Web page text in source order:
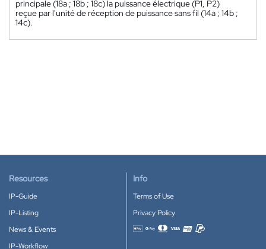
principale (18a ; 18b ; 18c) la puissance électrique (P1, P2)
reçue par l'unité de réception de puissance sans fil (14a ; 14b ;
14c).
Resources
IP-Guide
IP-Listing
News & Events
IP-Workflow
Info
Terms of Use
Privacy Policy
Accepted payment methods